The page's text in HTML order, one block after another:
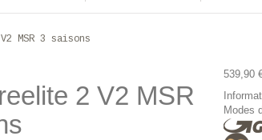
MSR 3 saisons
2 V2 MSR
539,90
Modes